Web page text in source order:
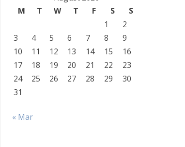
M
T W T F S
S
1
2
3
4 5 6 7 8
9
10
11 12 13 14 15
16
17
18 19 20 21 22
23
24
25 26 27 28 29
30
31
« Mar